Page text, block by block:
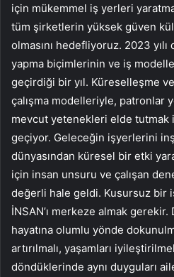
için mükemmel iş yerleri
tüm şirketlerin yüksek güven
olmasını hedefliyoruz. 2023
yapma biçimlerinin ve iş
geçirdiği bir yıl. Küreselleşme
çalışma modelleriyle, patronlar
mevcut yetenekleri elde tutmak
geçiyor. Geleceğin işyerlerini
dünyasından küresel bir etki
için insan unsuru ve çalışan
değerli hale geldi. Kusursuz bir
İNSAN’ı merkeze almak gerekir.
hayatına olumlu yönde
artırılmalı, yaşamları
döndüklerinde aynı duyguları